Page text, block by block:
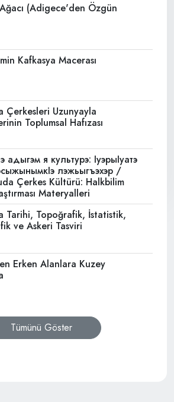
(Adigece'den Özgün
Kafkasya Macerası
Çerkesleri Uzunyayla
Toplumsal Hafızası
адыгэм я культурэ: IуэрыIуатэ
лэжьыгъэхэр /
Çerkes Kültürü: Halkbilim
Materyalleri
Tarihi, Topoğrafik, İstatistik,
ve Askeri Tasviri
Erken Alanlara Kuzey
Tümünü Göster